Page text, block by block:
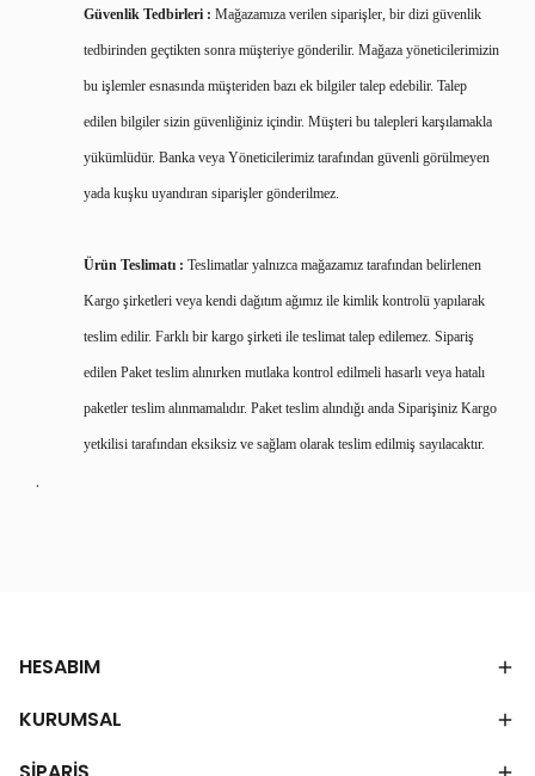
Güvenlik Tedbirleri : Mağazamıza verilen siparişler, bir dizi güvenlik
tedbirinden geçtikten sonra müşteriye gönderilir. Mağaza yöneticilerimizin
bu işlemler esnasında müşteriden bazı ek bilgiler talep edebilir. Talep
edilen bilgiler sizin güvenliğiniz içindir. Müşteri bu talepleri karşılamakla
yükümlüdür. Banka veya Yöneticilerimiz tarafından güvenli görülmeyen
yada kuşku uyandıran siparişler gönderilmez.
Ürün Teslimatı : Teslimatlar yalnızca mağazamız tarafından belirlenen
Kargo şirketleri veya kendi dağıtım ağımız ile kimlik kontrolü yapılarak
teslim edilir. Farklı bir kargo şirketi ile teslimat talep edilemez. Sipariş
edilen Paket teslim alınırken mutlaka kontrol edilmeli hasarlı veya hatalı
paketler teslim alınmamalıdır. Paket teslim alındığı anda Siparişiniz Kargo
yetkilisi tarafından eksiksiz ve sağlam olarak teslim edilmiş sayılacaktır.
.
HESABIM
KURUMSAL